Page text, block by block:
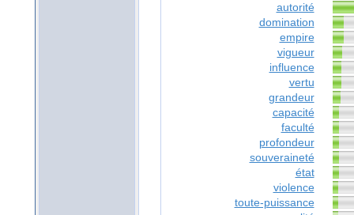
autorité
domination
empire
vigueur
influence
vertu
grandeur
capacité
faculté
profondeur
souveraineté
état
violence
toute-puissance